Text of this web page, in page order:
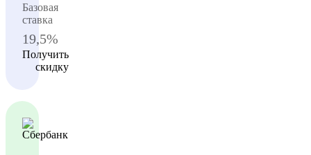
Базовая
ставка
19,5%
Получить
скидку